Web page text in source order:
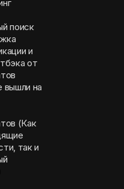
поиск
и
от
вышли на
(Как
так и